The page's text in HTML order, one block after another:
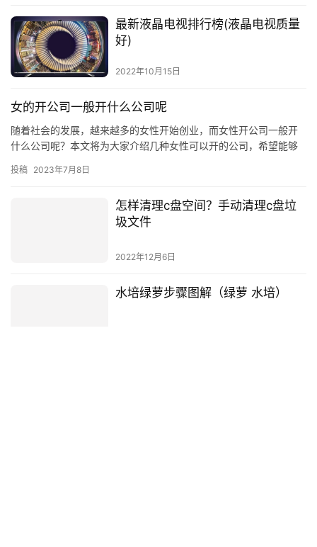
最新液晶电视排行榜(液晶电视质量
好)
2022年10月15日
女的开公司一般开什么公司呢
随着社会的发展，越来越多的女性开始创业，而女性开公司一般开
什么公司呢？本文将为大家介绍几种女性可以开的公司，希望能够
见…
投稿 2023年7月8日
怎样清理c盘空间？手动清理c盘垃
圾文件
2022年12月6日
水培绿萝步骤图解（绿萝 水培）